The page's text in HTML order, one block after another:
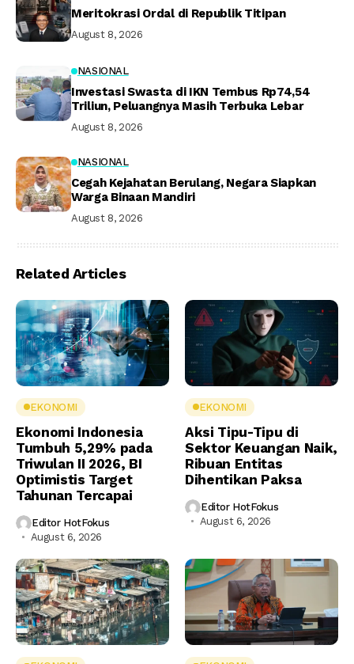
Meritokrasi Ordal di Republik Titipan
August 8, 2026
NASIONAL
Investasi Swasta di IKN Tembus Rp74,54
Triliun, Peluangnya Masih Terbuka Lebar
August 8, 2026
NASIONAL
Cegah Kejahatan Berulang, Negara Siapkan
Warga Binaan Mandiri
August 8, 2026
Related Articles
EKONOMI
Ekonomi Indonesia
Tumbuh 5,29% pada
Triwulan II 2026, BI
Optimistis Target
Tahunan Tercapai
Editor HotFokus
August 6, 2026
EKONOMI
Aksi Tipu-Tipu di
Sektor Keuangan Naik,
Ribuan Entitas
Dihentikan Paksa
Editor HotFokus
August 6, 2026